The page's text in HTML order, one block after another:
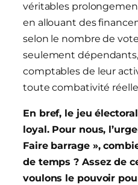
véritables
en allouant des
selon le nombre de
seulement
comptables de leur
toute combativité
En bref, le jeu
loyal. Pour nous,
Faire barrage »,
de temps ? Assez de
voulons le pouvoir